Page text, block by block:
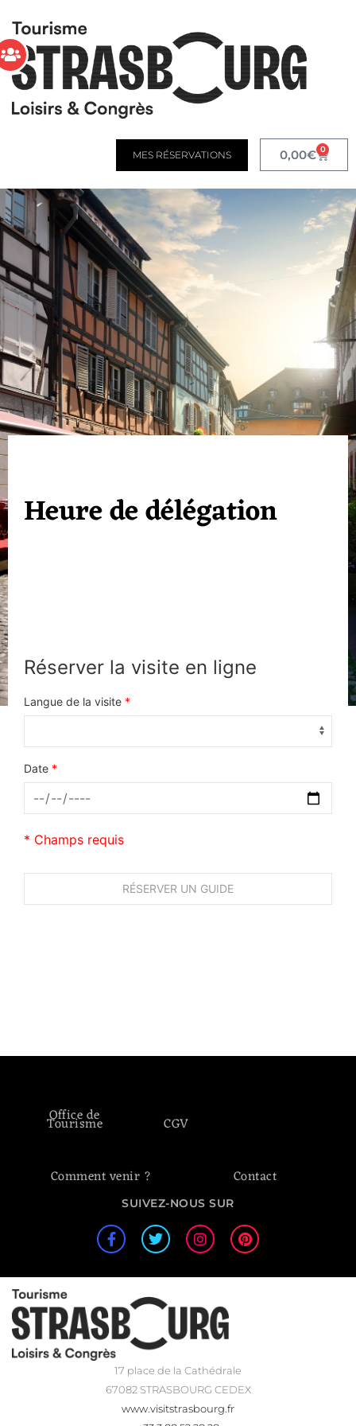
MES RÉSERVATIONS 0,00€ 0
Heure de délégation
Réserver la visite en ligne
Langue de la visite *
Date *
* Champs requis
Office de
Tourisme CGV
Comment venir ? Contact
SUIVEZ-NOUS SUR
17 place de la Cathédrale
67082 STRASBOURG CEDEX
www.visitstrasbourg.fr